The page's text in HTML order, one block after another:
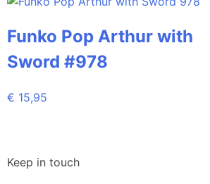
Funko Pop Arthur with
Sword #978
€ 15,95
Keep in touch